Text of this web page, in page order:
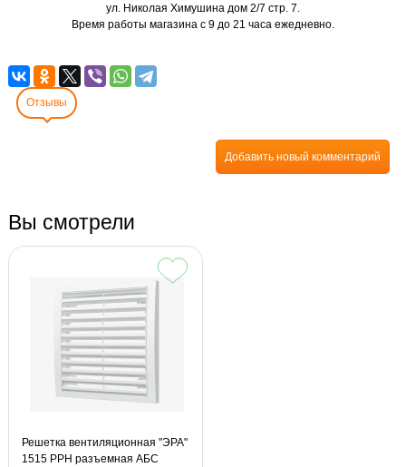
ул. Николая Химушина дом 2/7 стр. 7.
Время работы магазина с 9 до 21 часа ежедневно.
Отзывы
Добавить новый комментарий
Вы смотрели
Решетка вентиляционная "ЭРА"
1515 РРН разъемная АБС